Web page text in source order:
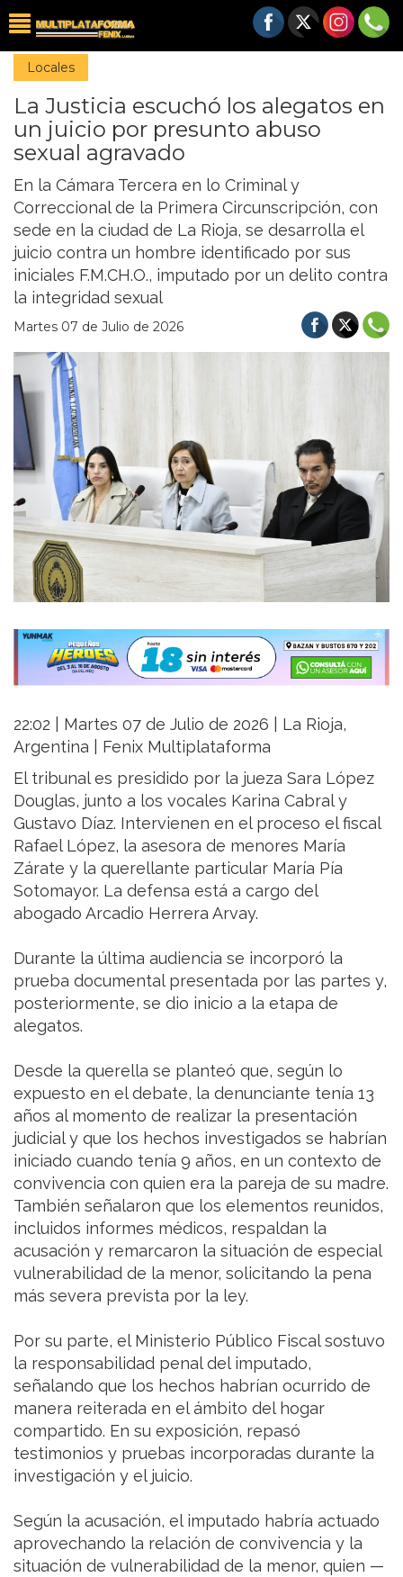
Locales
La Justicia escuchó los alegatos en
un juicio por presunto abuso
sexual agravado
En la Cámara Tercera en lo Criminal y
Correccional de la Primera Circunscripción, con
sede en la ciudad de La Rioja, se desarrolla el
juicio contra un hombre identificado por sus
iniciales F.M.CH.O., imputado por un delito contra
la integridad sexual
Martes 07 de Julio de 2026
22:02 | Martes 07 de Julio de 2026 | La Rioja,
Argentina | Fenix Multiplataforma
El tribunal es presidido por la jueza Sara López
Douglas, junto a los vocales Karina Cabral y
Gustavo Díaz. Intervienen en el proceso el fiscal
Rafael López, la asesora de menores María
Zárate y la querellante particular María Pía
Sotomayor. La defensa está a cargo del
abogado Arcadio Herrera Arvay.
Durante la última audiencia se incorporó la
prueba documental presentada por las partes y,
posteriormente, se dio inicio a la etapa de
alegatos.
Desde la querella se planteó que, según lo
expuesto en el debate, la denunciante tenía 13
años al momento de realizar la presentación
judicial y que los hechos investigados se habrían
iniciado cuando tenía 9 años, en un contexto de
convivencia con quien era la pareja de su madre.
También señalaron que los elementos reunidos,
incluidos informes médicos, respaldan la
acusación y remarcaron la situación de especial
vulnerabilidad de la menor, solicitando la pena
más severa prevista por la ley.
Por su parte, el Ministerio Público Fiscal sostuvo
la responsabilidad penal del imputado,
señalando que los hechos habrían ocurrido de
manera reiterada en el ámbito del hogar
compartido. En su exposición, repasó
testimonios y pruebas incorporadas durante la
investigación y el juicio.
Según la acusación, el imputado habría actuado
aprovechando la relación de convivencia y la
situación de vulnerabilidad de la menor, quien —